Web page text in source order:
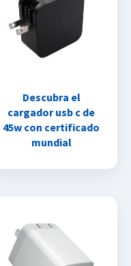
Descubra el
cargador usb c de
45w con certificado
mundial